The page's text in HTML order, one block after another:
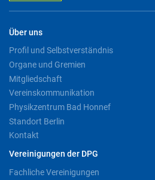
Über uns
Profil und Selbstverständnis
Organe und Gremien
Mitgliedschaft
Vereinskommunikation
Physikzentrum Bad Honnef
Standort Berlin
Kontakt
Vereinigungen der DPG
Fachliche Vereinigungen